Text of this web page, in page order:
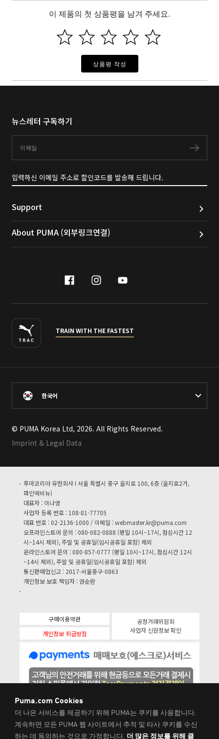
이 제품의 첫 상품평을 남겨 주세요.
상품평 작성
뉴스레터 구독하기
구독
입력하신 이메일 주소로 할인코드를 발송해 드립니다.
Support
About PUMA (외부링크연결)
facebook
instagram
youtube
TRAIN WITH THE FASTEST
한국어
© PUMA Korea Ltd, 2026. All Rights Reserved.
Imprint & Legal Data
푸마코리아 유한회사 I 서울 특별시 중구 을지로 100, 6층 (을지로2가,
파인에비뉴)
대표자 : 이나영
사업자 등록 번호 : 108-81-77705
대표 번호 : 02-2136-1000 / 이메일 :webmaster.kr@puma.com
오프라인스토어 문의 : 080-082-0888 (평일 10시~17시, 점심시간 12
시~14시 제외), 주말 및 공휴일(임시공휴일 포함) 제외
온라인스토어 문의 : 080-857-0777 (평일 10시~17시, 점심시간 12시
~14시 제외), 주말 및 공휴일(임시공휴일 포함) 제외
통신판매업신고 : 2017-서울중구-0863
개인정보 보호 책임자 : 권순완
구매이용약관
개인정보 취급방침
공정거래위원회
사업자 신원정보 확인